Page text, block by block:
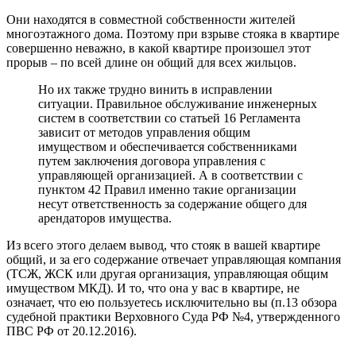
Они находятся в совместной собственности жителей
многоэтажного дома. Поэтому при взрыве стояка в квартире
совершенно неважно, в какой квартире произошел этот
прорыв – по всей длине он общий для всех жильцов.
Но их также трудно винить в исправлении
ситуации. Правильное обслуживание инженерных
систем в соответствии со статьей 16 Регламента
зависит от методов управления общим
имуществом и обеспечивается собственниками
путем заключения договора управления с
управляющей организацией. А в соответствии с
пунктом 42 Правил именно такие организации
несут ответственность за содержание общего для
арендаторов имущества.
Из всего этого делаем вывод, что стояк в вашей квартире
общий, и за его содержание отвечает управляющая компания
(ТСЖ, ЖСК или другая организация, управляющая общим
имуществом МКД). И то, что она у вас в квартире, не
означает, что ею пользуетесь исключительно вы (п.13 обзора
судебной практики Верховного Суда РФ №4, утвержденного
ПВС РФ от 20.12.2016).